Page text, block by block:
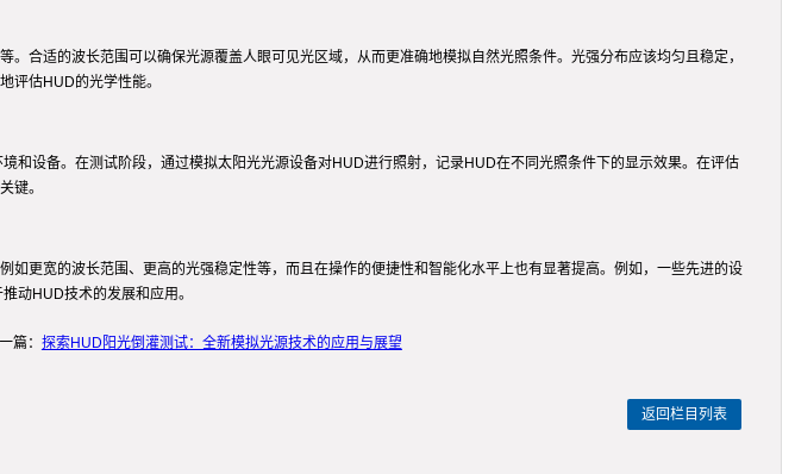
合适的波长范围可以确保光源覆盖人眼可见光区域，从而更准确地模拟自然光照条件。光强分布应该均匀且稳定，
评估HUD的光学性能。
设备。在测试阶段，通过模拟太阳光光源设备对HUD进行照射，记录HUD在不同光照条件下的显示效果。在评估
键。
更宽的波长范围、更高的光强稳定性等，而且在操作的便捷性和智能化水平上也有显著提高。例如，一些先进的设
动HUD技术的发展和应用。
篇： 探索HUD阳光倒灌测试：全新模拟光源技术的应用与展望
返回栏目列表